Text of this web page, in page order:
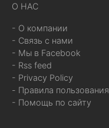
О НАС
- О компании
- Связь с нами
- Мы в Facebook
- Rss feed
- Privacy Policy
- Правила пользования
- Помощь по сайту